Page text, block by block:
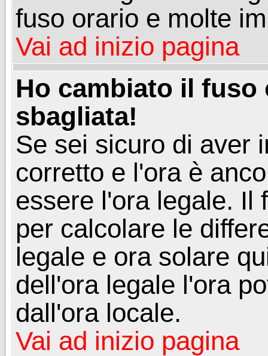
fuso orario e molte
Vai ad inizio pagina
Ho cambiato il fuso
sbagliata!
Se sei sicuro di aver
corretto e l'ora è
essere l'ora legale. Il
per calcolare le
legale e ora solare
dell'ora legale l'ora
dall'ora locale.
Vai ad inizio pagina